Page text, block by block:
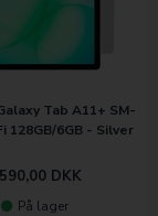
Tab A11+ SM-
128GB/6GB - Silver
DKK
På lager